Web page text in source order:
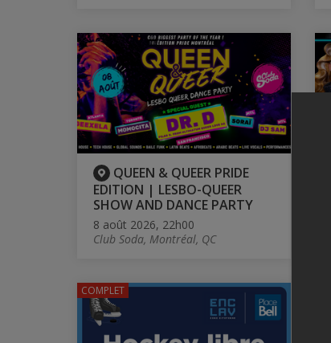
QUEEN & QUEER PRIDE
EDITION | LESBO-QUEER
SHOW AND DANCE PARTY
8 août 2026, 22h00
Club Soda, Montréal, QC
COMPLET